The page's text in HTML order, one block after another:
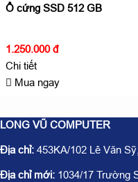
Ổ cứng SSD 512 GB
1.250.000 đ
Chi tiết
Mua ngay
LONG VŨ COMPUTER
Địa chỉ: 453KA/102 Lê Văn
Địa chỉ mới: 1034/17 Trường